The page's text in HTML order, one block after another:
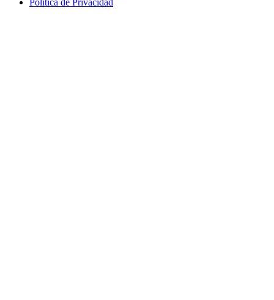
Política de Privacidad